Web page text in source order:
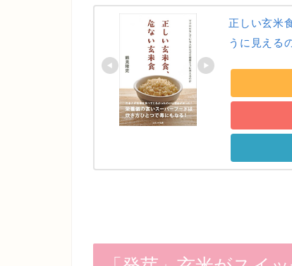
正しい玄米
うに見える